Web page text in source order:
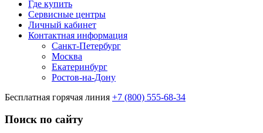
Где купить
Сервисные центры
Личный кабинет
Контактная информация
Санкт-Петербург
Москва
Екатеринбург
Ростов-на-Дону
Бесплатная горячая линия +7 (800) 555-68-34
Поиск по сайту